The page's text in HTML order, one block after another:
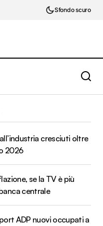
Sfondo scuro
cresciuti oltre
2026
se la TV è più
centrale
ADP nuovi occupati a